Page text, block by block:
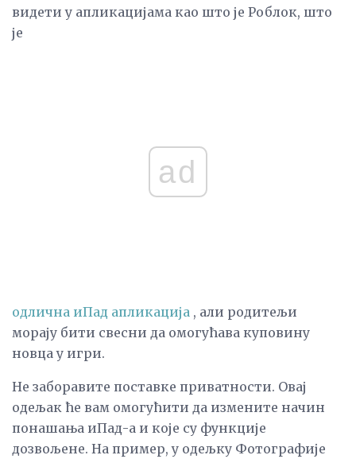
видети у апликацијама као што је Роблок, што
је
ad
одлична иПад апликација , али родитељи
морају бити свесни да омогућава куповину
новца у игри.
Не заборавите поставке приватности. Овај
одељак ће вам омогућити да измените начин
понашања иПад-а и које су функције
дозвољене. На пример, у одељку Фотографије